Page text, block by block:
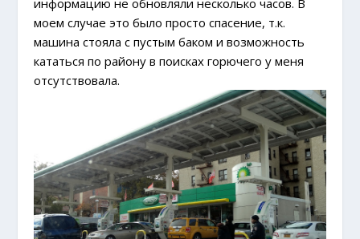
информацию не обновляли несколько часов. В
моем случае это было просто спасение, т.к.
машина стояла с пустым баком и возможность
кататься по району в поисках горючего у меня
отсутствовала.